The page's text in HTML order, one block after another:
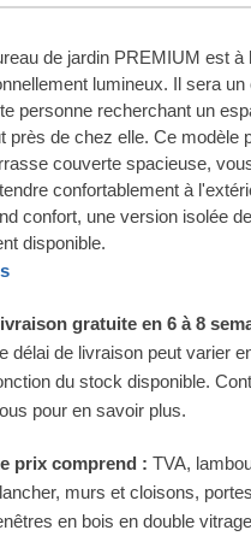
de jardin PREMIUM est à
lumineux. Il sera
personne recherchant un
près de chez elle. Ce modèle
couverte spacieuse,
confortablement à
confort, une version isolée
disponible.
gratuite en 6 à 8
délai de livraison peut varier
du stock disponible.
pour en savoir plus.
prix comprend : TVA,
murs et cloisons,
en bois en double